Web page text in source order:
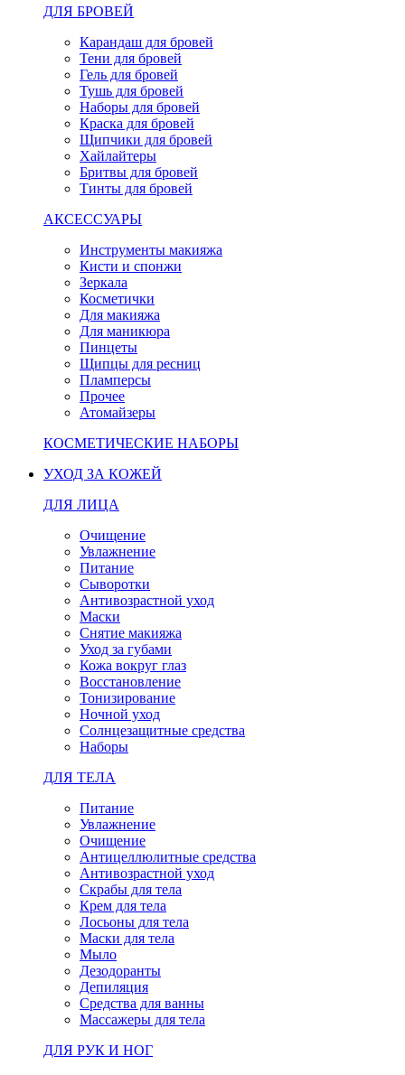
ДЛЯ БРОВЕЙ
Карандаш для бровей
Тени для бровей
Гель для бровей
Тушь для бровей
Наборы для бровей
Краска для бровей
Щипчики для бровей
Хайлайтеры
Бритвы для бровей
Тинты для бровей
АКСЕССУАРЫ
Инструменты макияжа
Кисти и спонжи
Зеркала
Косметички
Для макияжа
Для маникюра
Пинцеты
Щипцы для ресниц
Пламперсы
Прочее
Атомайзеры
КОСМЕТИЧЕСКИЕ НАБОРЫ
УХОД ЗА КОЖЕЙ
ДЛЯ ЛИЦА
Очищение
Увлажнение
Питание
Сыворотки
Антивозрастной уход
Маски
Снятие макияжа
Уход за губами
Кожа вокруг глаз
Восстановление
Тонизирование
Ночной уход
Солнцезащитные средства
Наборы
ДЛЯ ТЕЛА
Питание
Увлажнение
Очищение
Антицеллюлитные средства
Антивозрастной уход
Скрабы для тела
Крем для тела
Лосьоны для тела
Маски для тела
Мыло
Дезодоранты
Депиляция
Средства для ванны
Массажеры для тела
ДЛЯ РУК И НОГ